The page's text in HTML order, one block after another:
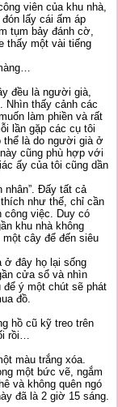
viên của khu nhà,
lấy cái ấm áp
tụm bảy đánh cờ,
thấy một vài tiếng
đều là người già,
Nhìn thấy cảnh các
làm phiền và rất
lần gặp các cụ tôi
thể là do người già ở
cũng phù hợp với
ấy của tôi cũng dần
nhân”. Đấy tất cả
như thế, chỉ cần
công việc. Duy có
khu nhà không
cây để đến siêu
ở đây họ lại sống
cửa sổ và nhìn
để ý một chút sẽ phát
đồ.
hồ cũ kỹ treo trên
rồi…
màu trắng xóa.
một bức vẽ, ngắm
và không quên ngó
đã là 2 giờ 15 sáng.